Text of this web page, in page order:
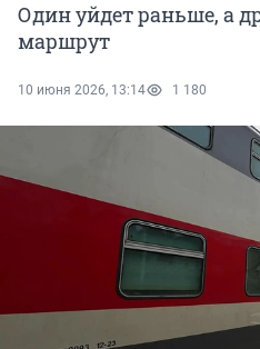
Один уйдет раньше, а
маршрут
10 июня 2026, 13:14 1 180